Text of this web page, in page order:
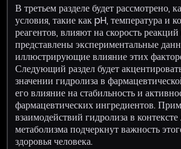
В третьем разделе будет рассмотрено,
условия, такие как pH, температура и
реагентов, влияют на скорость
представлены экспериментальные
иллюстрирующие влияние этих
Следующий раздел будет
значении гидролиза в
его влияние на стабильность и
фармацевтических ингредиентов.
взаимодействий гидролиза в
метаболизма подчеркнут важность
здоровья человека.